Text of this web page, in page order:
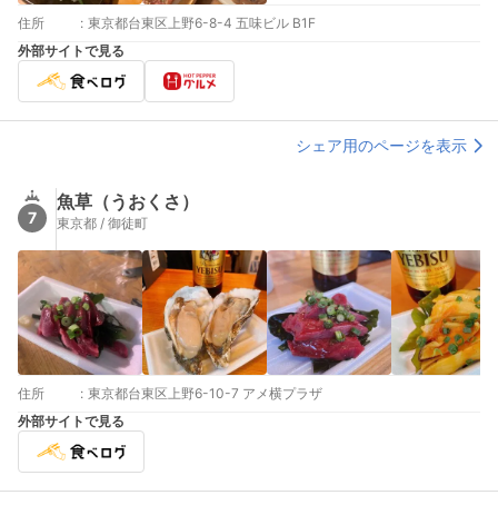
住所 : 東京都台東区上野6-8-4 五味ビル B1F
外部サイトで見る
シェア用のページを表示
7
魚草（うおくさ）
東京都 / 御徒町
住所 : 東京都台東区上野6-10-7 アメ横プラザ
外部サイトで見る